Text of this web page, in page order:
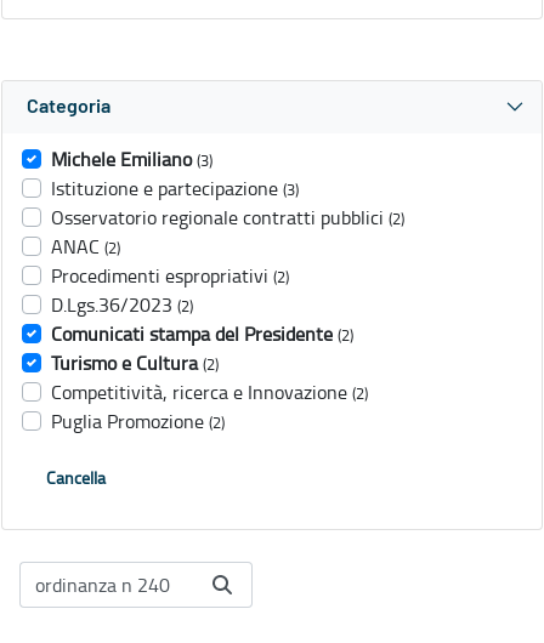
Categoria
Michele Emiliano (3)
Istituzione e partecipazione (3)
Osservatorio regionale contratti pubblici (2)
ANAC (2)
Procedimenti espropriativi (2)
D.Lgs.36/2023 (2)
Comunicati stampa del Presidente (2)
Turismo e Cultura (2)
Competitività, ricerca e Innovazione (2)
Puglia Promozione (2)
Cancella